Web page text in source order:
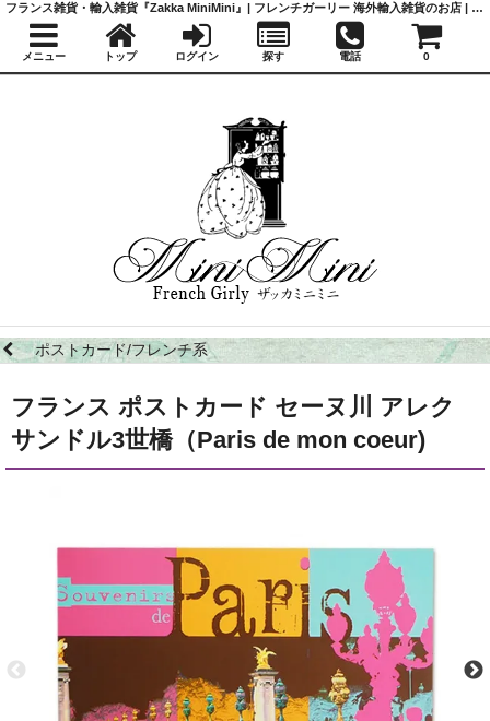
ポストカード/フレンチ系
フランス ポストカード セーヌ川 アレク
サンドル3世橋（Paris de mon coeur)
フランス雑貨・輸入雑貨『Zakka MiniMini』| フレンチガーリー 海外輸入雑貨のお店 | かわいい雑貨 | 蚤の市 | アンティーク
メニュー トップ ログイン 探す 電話 0